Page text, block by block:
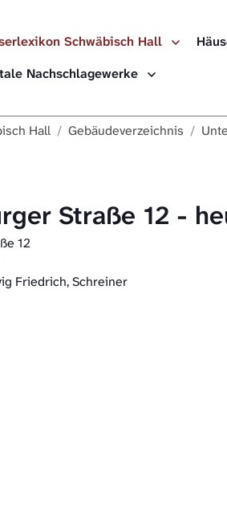
Schwäbisch Hall
Nachschlagewerke
Hall Gebäudeverzeichnis
Straße 12 -
12
Friedrich, Schreiner